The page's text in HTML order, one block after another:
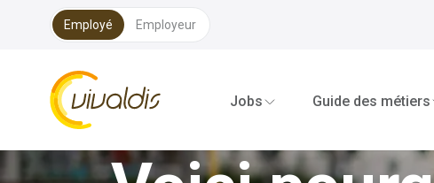
Employé Employeur
Vivaldis Interim
Jobs
Guide des métiers
Retour à l'aperçu